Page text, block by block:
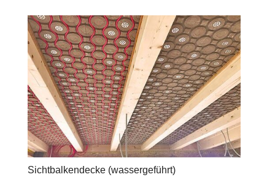
Sichtbalkendecke (wassergeführt)